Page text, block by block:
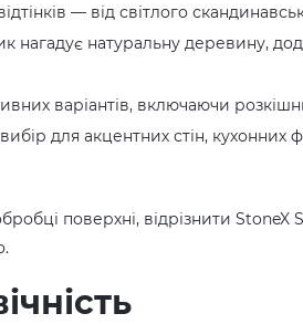
— від світлого
нагадує натуральну деревину,
варіантів, включаючи
для акцентних стін, кухонних
поверхні, відрізнити StoneX